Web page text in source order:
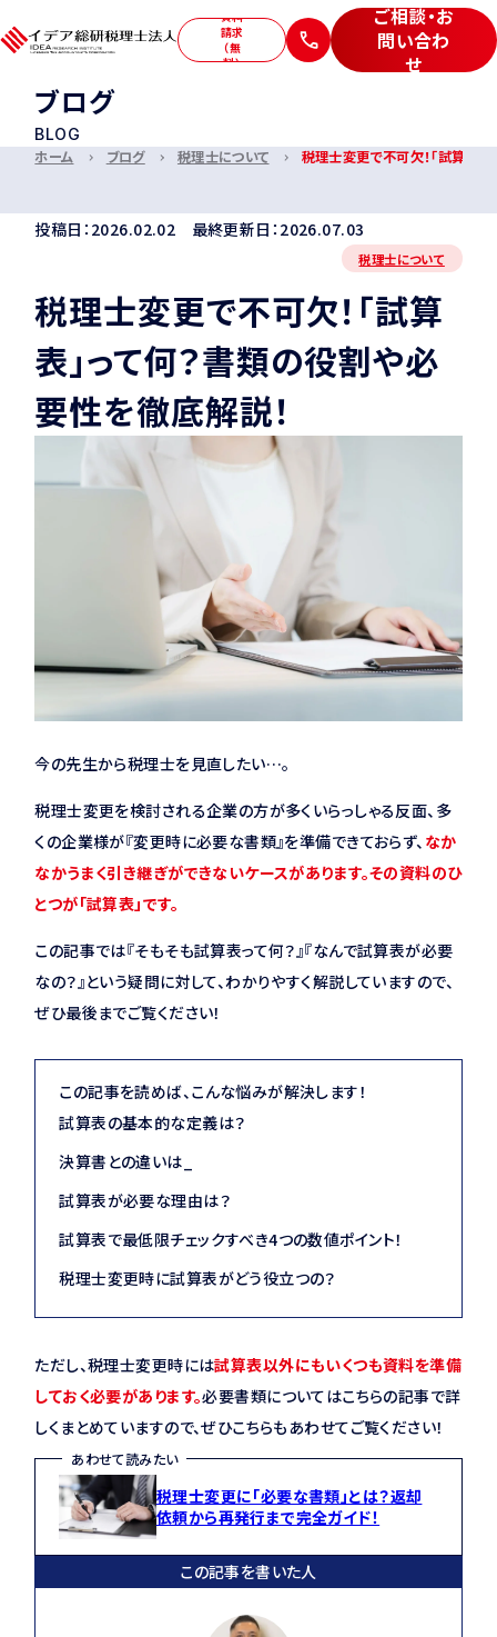
サービス
私たちについて
ブログ
ご相談・お問い合わせ
特定商取引法に基づく表記
プライバシーポリシー
サイトマップ
資料
請求
（無
料）
ご相談・お
問い合わ
せ
ブログ
BLOG
ホーム ブログ 税理士について 税理士変更で不可欠！「試算表
投稿日：2026.02.02 最終更新日：2026.07.03
税理士について
税理士変更で不可欠！「試算
表」って何？書類の役割や必
要性を徹底解説！
今の先生から税理士を見直したい…。
税理士変更を検討される企業の方が多くいらっしゃる反面、多
くの企業様が『変更時に必要な書類』を準備できておらず、 なか
なかうまく引き継ぎができないケースがあります。その資料のひ
とつが「試算表」です。
この記事では『そもそも試算表って何？』『なんで試算表が必要
なの？』という疑問に対して、わかりやすく解説していますので、
ぜひ最後までご覧ください！
この記事を読めば、こんな悩みが解決します！
試算表の基本的な定義は？
決算書との違いは_
試算表が必要な理由は？
試算表で最低限チェックすべき4つの数値ポイント！
税理士変更時に試算表がどう役立つの？
ただし、税理士変更時には試算表以外にもいくつも資料を準備
しておく必要があります。必要書類についてはこちらの記事で詳
しくまとめていますので、ぜひこちらもあわせてご覧ください！
あわせて読みたい
税理士変更に「必要な書類」とは？返却
依頼から再発行まで完全ガイド！
この記事を書いた人